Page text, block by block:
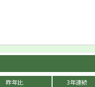
昨年比 3年連続